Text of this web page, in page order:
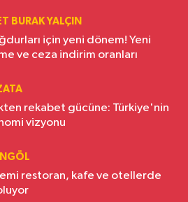
BURAK YALÇIN
için yeni dönem! Yeni
ve ceza indirim oranları
rekabet gücüne: Türkiye'nin
vizyonu
restoran, kafe ve otellerde